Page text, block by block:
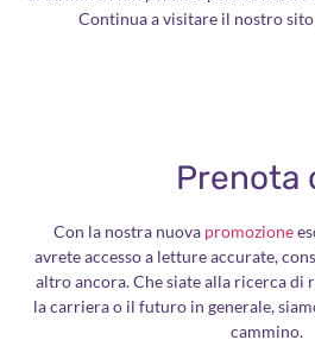
Continua a visitare il nostro
Prenota
Con la nostra nuova promozione
avrete accesso a letture accurate,
altro ancora. Che siate alla ricerca di
la carriera o il futuro in generale,
cammino.